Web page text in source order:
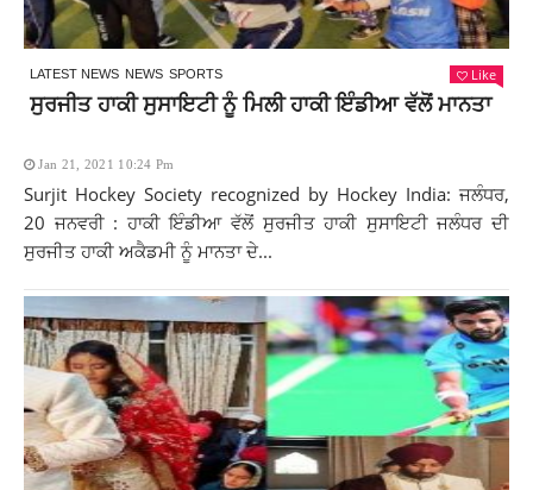
LATEST NEWS NEWS SPORTS Like
ਸੁਰਜੀਤ ਹਾਕੀ ਸੁਸਾਇਟੀ ਨੂੰ ਮਿਲੀ ਹਾਕੀ ਇੰਡੀਆ ਵੱਲੋਂ ਮਾਨਤਾ
Jan 21, 2021 10:24 Pm
Surjit Hockey Society recognized by Hockey India: ਜਲੰਧਰ,
20 ਜਨਵਰੀ : ਹਾਕੀ ਇੰਡੀਆ ਵੱਲੋਂ ਸੁਰਜੀਤ ਹਾਕੀ ਸੁਸਾਇਟੀ ਜਲੰਧਰ ਦੀ
ਸੁਰਜੀਤ ਹਾਕੀ ਅਕੈਡਮੀ ਨੂੰ ਮਾਨਤਾ ਦੇ...